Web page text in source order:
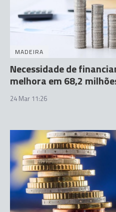
MADEIRA
Necessidade de
melhora em 68,2
24 Mar 11:26